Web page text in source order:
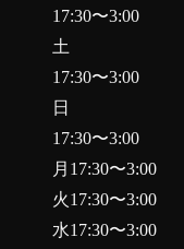
17:30〜3:00
土
17:30〜3:00
日
17:30〜3:00
月 17:30〜3:00
火17:30〜3:00
水17:30〜3:00